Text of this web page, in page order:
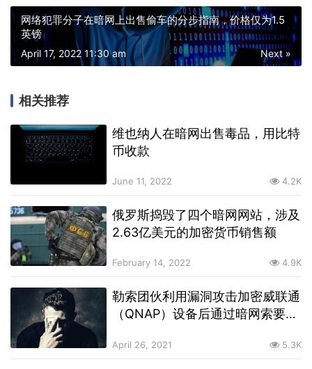
网络犯罪分子在暗网上出售偷车的分步指南，价格仅为1.5
英镑
Next »
April 17, 2022 11:30 am
相关推荐
维也纳人在暗网出售毒品，用比特
币收款
June 11, 2022 4.2K
俄罗斯捣毁了四个暗网网站，涉及
2.63亿美元的加密货币销售额
February 14, 2022 4.9K
勒索团伙利用漏洞攻击加密威联通
（Q​​NAP）设备后通过暗网索要赎
April 26, 2021 5.3K